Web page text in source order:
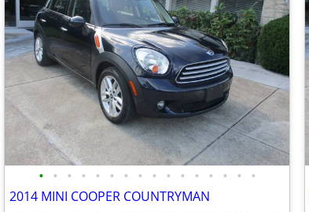
• • • • • • • • • • • • • • • •
2014 MINI COOPER COUNTRYMAN